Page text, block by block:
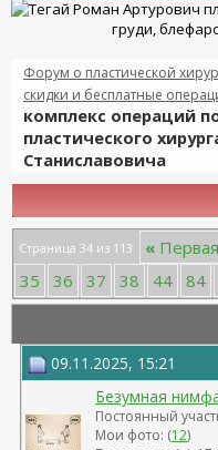
Форум о пластической
скидки и бесплатные
комплекс операций
пластического
Станиславовича
Страница 34 из 113 « Первая
35
36 37 38 44 84
09.11.2025, 15:21
Безумная
Постоянный
Мои фото: (12)